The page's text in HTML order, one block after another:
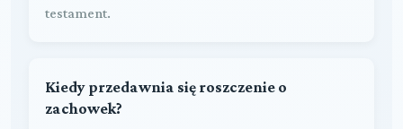
testament.
Kiedy przedawnia się roszczenie o
zachowek?